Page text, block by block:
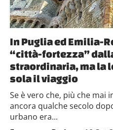
In Puglia ed Emilia-
“città-fortezza”
straordinaria, ma la
sola il viaggio
Se è vero che, più che mai
ancora qualche secolo
urbano era...